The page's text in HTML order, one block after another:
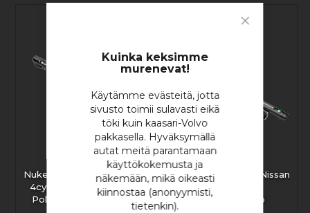
Kuinka keksimme
murenevat!
Käytämme evästeitä, jotta
sivusto toimii sulavasti eikä
töki kuin kaasari-Volvo
pakkasella. Hyväksymällä
autat meitä parantamaan
käyttökokemusta ja
näkemään, mikä oikeasti
kiinnostaa (anonyymisti,
tietenkin).
Nuke Performance Nissan
4cyl SR20DET (S14/S15)
Polttoainekisko - IACV
Nuke Performance Nissan
RB26DETT
Polttoainekisko